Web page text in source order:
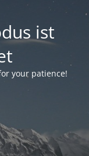
ist
your patience!